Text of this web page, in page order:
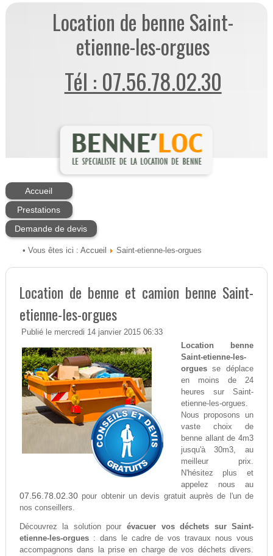
Location de benne Saint-
etienne-les-orgues
Tél : 07.56.78.02.30
Accueil
Prestations
Demande de devis
• Vous êtes ici : Accueil Saint-etienne-les-orgues
Location de benne et camion benne Saint-
etienne-les-orgues
Publié le mercredi 14 janvier 2015 06:33
Location benne
Saint-etienne-les-
orguesse déplace
en moins de 24
heures sur Saint-
etienne-les-orgues.
Nous proposons un
vaste choix de
benne allant de 4m3
jusqu'à 30m3, au
meilleur prix.
N'hésitez plus et
appelez nous au
07.56.78.02.30pour obtenir un devis gratuit auprès de l'un de
nos conseillers.
Découvrez la solution pour évacuer vos déchets sur Saint-
etienne-les-orgues: dans le cadre de vos travaux nous vous
accompagnons dans la prise en charge de vos déchets divers.